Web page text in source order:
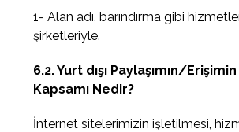
1- Alan adı, barındırma gibi
şirketleriyle.
6.2. Yurt dışı Paylaşımın/
Kapsamı Nedir?
İnternet sitelerimizin işletilmesi,